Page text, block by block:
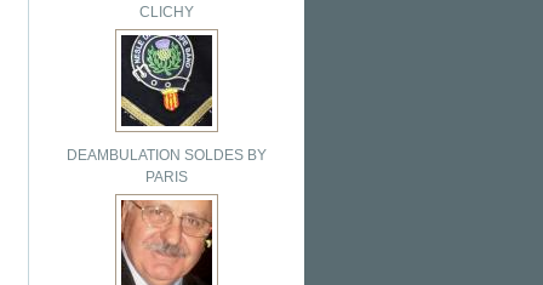
CLICHY
DEAMBULATION SOLDES BY
PARIS